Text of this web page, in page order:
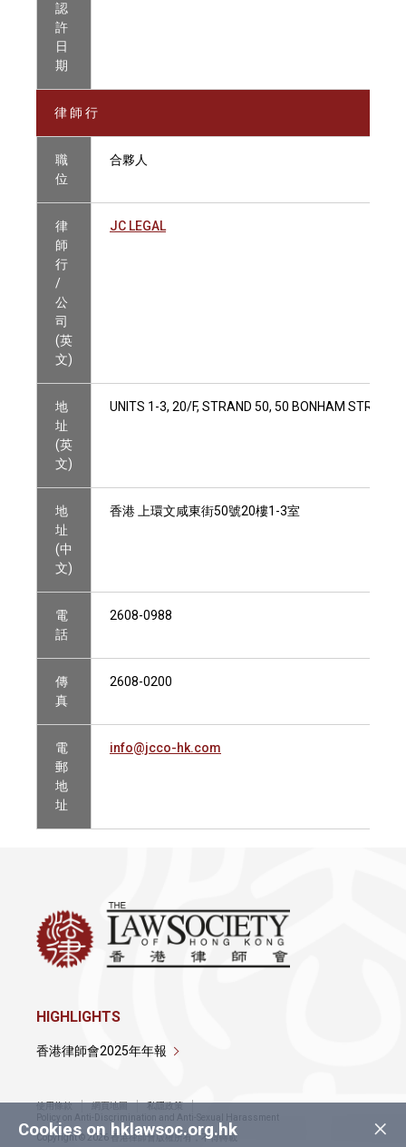
認
許
日
期
律 師 行
職
位
合夥人
律
師
行
/
公
司
(英
文)
JC LEGAL
地
址
(英
文)
UNITS 1-3, 20/F, STRAND 50, 50 BONHAM STRAND,
地
址
(中
文)
香港 上環文咸東街50號20樓1-3室
電
話
2608-0988
傳
真
2608-0200
電
郵
地
址
info@jcco-hk.com
×
Cookies on hklawsoc.org.hk
HIGHLIGHTS
香港律師會2025年年報
使用條款 網頁地圖
私隱政策
Policy on Anti-Discrimination and Anti-Sexual Harassment
Copyright © 2026 香港律師會版權所有，不得轉載